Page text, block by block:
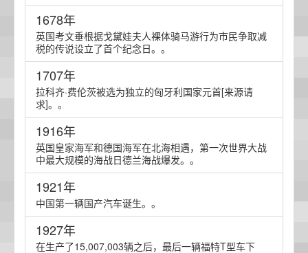
1678年
英国考文垂根据戈黛娃夫人裸体骑马游行为市民争取减
税的传说设立了首个纪念日。。
1707年
拉科齐·费伦茨被选为独立的匈牙利国家元首[来源请
求]。。
1916年
英国皇家海军和德国海军在北海相遇，第一次世界大战
中最大规模的海战日德兰海战爆发。。
1921年
中国第一辆国产汽车诞生。。
1927年
在生产了15,007,003辆之后，最后一辆福特T型车下